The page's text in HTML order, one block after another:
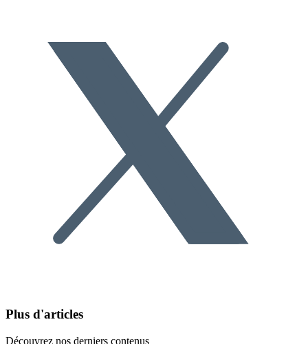
Plus d'articles
Découvrez nos derniers contenus